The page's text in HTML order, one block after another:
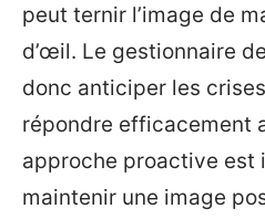
peut ternir l’image de
d’œil. Le gestionnaire
donc anticiper les
répondre efficacement
approche proactive est
maintenir une image